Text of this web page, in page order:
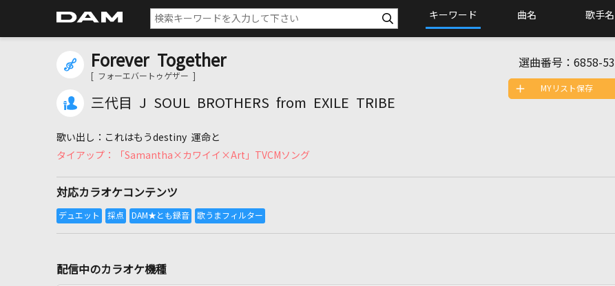
キーワード 曲名 歌手名
Forever Together
[ フォーエバートゥゲザー ]
三代目 J SOUL BROTHERS from EXILE TRIBE
選曲番号： 6858-53
これはもうdestiny 運命と
「Samantha×カワイイ×Art」TVCMソング
対応カラオケコンテンツ
MYリスト保存
配信中のカラオケ機種